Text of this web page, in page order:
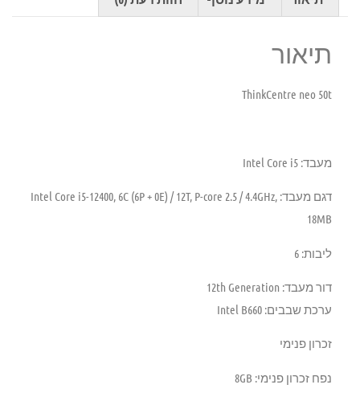
תיאור
ThinkCentre neo 50t
מעבד: Intel Core i5
דגם מעבד: Intel Core i5-12400, 6C (6P + 0E) / 12T, P-core 2.5 / 4.4GHz,
18MB
ליבות: 6
דור מעבד: 12th Generation
ערכת שבבים: Intel B660
זכרון פנימי
נפח זכרון פנימי: 8GB